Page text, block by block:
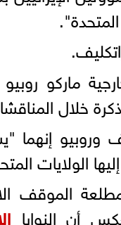
ماركو
خلال
وروبيو إنهما
الولايات
الموقف
أن النوايا